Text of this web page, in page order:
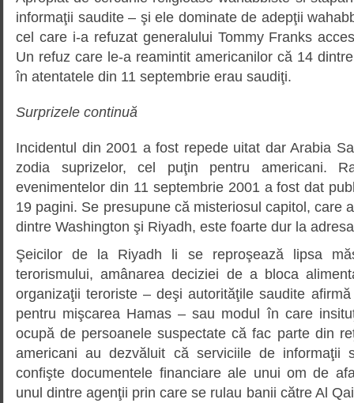
informaţii saudite – şi ele dominate de adepţii
cel care i-a refuzat generalului Tommy Franks
Un refuz care le-a reamintit americanilor că 14
în atentatele din 11 septembrie erau saudiţi.
Surprizele continuă
Incidentul din 2001 a fost repede uitat dar Arabia
zodia suprizelor, cel puţin pentru americani.
evenimentelor din 11 septembrie 2001 a fost dat
19 pagini. Se presupune că misteriosul capitol, care
dintre Washington şi Riyadh, este foarte dur la
Şeicilor de la Riyadh li se reproşează lipsa
terorismului, amânarea deciziei de a bloca
organizaţii teroriste – deşi autorităţile saudite
pentru mişcarea Hamas – sau modul în care
ocupă de persoanele suspectate că fac parte din
americani au dezvăluit că serviciile de informaţii
confişte documentele financiare ale unui om de
unul dintre agenţii prin care se rulau banii către Al